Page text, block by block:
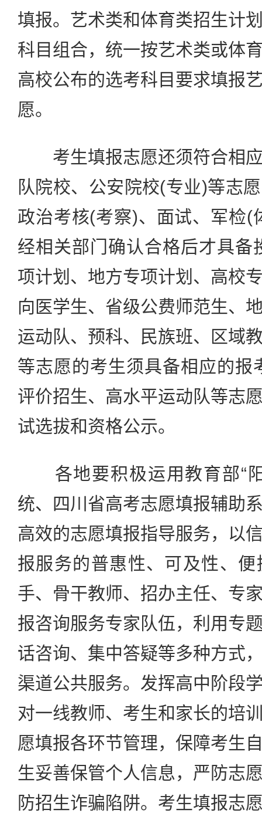
填报。艺术类和体育类招生计
科目组合，统一按艺术类或体
高校公布的选考科目要求填报
愿。
考生填报志愿还须符合相应
队院校、公安院校(专业)等志
政治考核(考察)、面试、军检(
经相关部门确认合格后才具备
项计划、地方专项计划、高校
向医学生、省级公费师范生、
运动队、预科、民族班、区域
等志愿的考生须具备相应的报
评价招生、高水平运动队等志
试选拔和资格公示。
各地要积极运用教育部“阳
统、四川省高考志愿填报辅助
高效的志愿填报指导服务，以
报服务的普惠性、可及性、
手、骨干教师、招办主任、专
报咨询服务专家队伍，利用专
话咨询、集中答疑等多种方式
渠道公共服务。发挥高中阶段
对一线教师、考生和家长的培
愿填报各环节管理，保障考生
生妥善保管个人信息，严防志
防招生诈骗陷阱。考生填报志